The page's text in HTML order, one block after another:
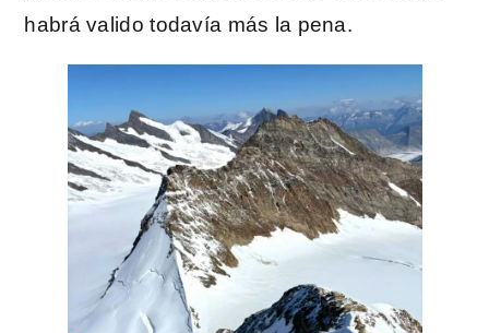
habrá valido todavía más la pena.